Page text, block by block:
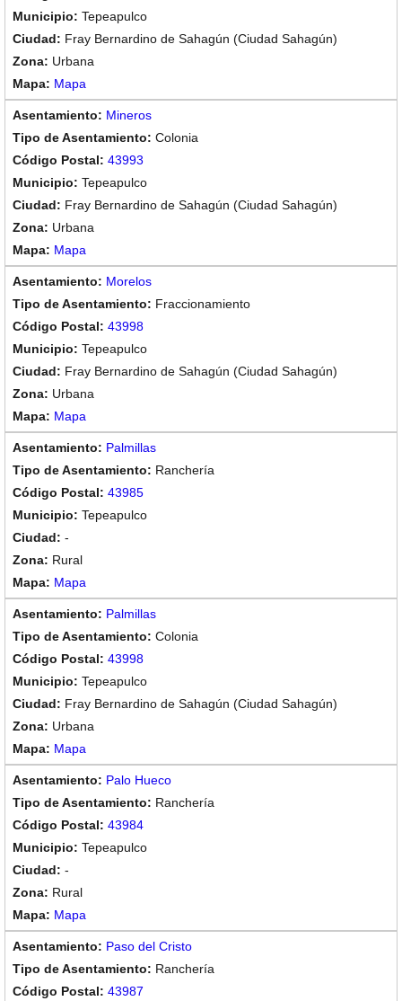
Tepeapulco
Fray Bernardino de Sahagún (Ciudad Sahagún)
Urbana
Mapa
Mineros
Colonia
43993
Tepeapulco
Fray Bernardino de Sahagún (Ciudad Sahagún)
Urbana
Mapa
Morelos
Fraccionamiento
43998
Tepeapulco
Fray Bernardino de Sahagún (Ciudad Sahagún)
Urbana
Mapa
Palmillas
Ranchería
43985
Tepeapulco
-
Rural
Mapa
Palmillas
Colonia
43998
Tepeapulco
Fray Bernardino de Sahagún (Ciudad Sahagún)
Urbana
Mapa
Palo Hueco
Ranchería
43984
Tepeapulco
-
Rural
Mapa
Paso del Cristo
Ranchería
43987